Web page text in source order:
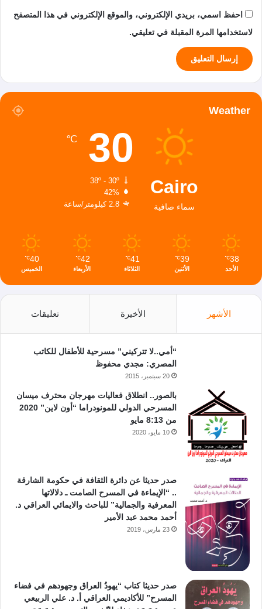
احفظ اسمي، بريدي الإلكتروني، والموقع الإلكتروني في هذا المتصفح
لاستخدامها المرة المقبلة في تعليقي.
Weather
Cairo
سماء صافية
30
℃
42%
2.8 كيلومتر/ساعة
38
℃
الأحد
39
℃
الأثنين
41
℃
الثلاثاء
42
℃
الأربعاء
40
℃
الخميس
الأشهر الأخيرة تعليقات
“أمي..لا تتركيني” مسرحية للأطفال للكاتب
المصري: مجدي محفوظ
20 سبتمبر، 2015
بالصور.. انطلاق فعاليات مهرجان محترف ميسان
المسرحي الدولي للمونودراما “أون لاين” 2020
من 8:13 مايو
10 مايو، 2020
صدر حديثا عن دائرة الثقافة في حكومة الشارقة
.. “الإيماءة في المسرح الصامت ـ دلالاتها
المعرفية والجمالية” للباحث والايمائي العراقي د.
أحمد محمد عبد الأمير
23 مارس، 2019
صدر حديثا كتاب “يهودُ العراق وجهودهم في فضاء
المسرح” للأكاديمي العراقي أ. د. علي الربيعي